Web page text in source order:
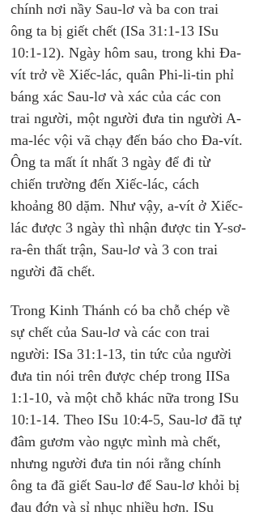
chính nơi nầy Sau-lơ và ba con trai
ông ta bị giết chết (ISa 31:1-13 ISu
10:1-12). Ngày hôm sau, trong khi Đa-
vít trở về Xiếc-lác, quân Phi-li-tin phỉ
báng xác Sau-lơ và xác của các con
trai người, một người đưa tin người A-
ma-léc vội vã chạy đến báo cho Đa-vít.
Ông ta mất ít nhất 3 ngày để đi từ
chiến trường đến Xiếc-lác, cách
khoảng 80 dặm. Như vậy, a-vít ở Xiếc-
lác được 3 ngày thì nhận được tin Y-sơ-
ra-ên thất trận, Sau-lơ và 3 con trai
người đã chết.
Trong Kinh Thánh có ba chỗ chép về
sự chết của Sau-lơ và các con trai
người: ISa 31:1-13, tin tức của người
đưa tin nói trên được chép trong IISa
1:1-10, và một chỗ khác nữa trong ISu
10:1-14. Theo ISu 10:4-5, Sau-lơ đã tự
đâm gươm vào ngực mình mà chết,
nhưng người đưa tin nói rằng chính
ông ta đã giết Sau-lơ để Sau-lơ khỏi bị
đau đớn và sỉ nhục nhiều hơn. ISu